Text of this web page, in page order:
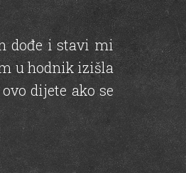
dođe i stavi mi
u hodnik izišla
dijete ako se